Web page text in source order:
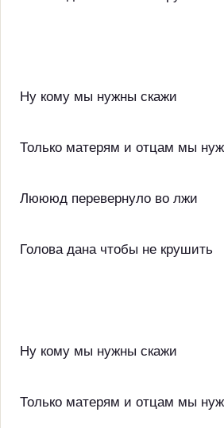
Ну кому мы нужны скажи
Только матерям и отцам мы
Люююд перевернуло во лжи
Голова дана чтобы не крушить
Ну кому мы нужны скажи
Только матерям и отцам мы